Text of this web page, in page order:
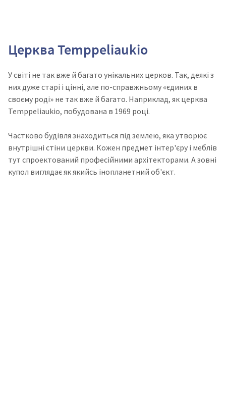
Церква Temppeliaukio
У світі не так вже й багато унікальних церков. Так, деякі з
них дуже старі і цінні, але по-справжньому «єдиних в
своєму роді» не так вже й багато. Наприклад, як церква
Temppeliaukio, побудована в 1969 році.
Частково будівля знаходиться під землею, яка утворює
внутрішні стіни церкви. Кожен предмет інтер'єру і меблів
тут спроектований професійними архітекторами. А зовні
купол виглядає як якийсь інопланетний об'єкт.